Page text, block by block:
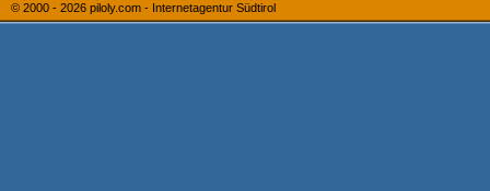
© 2000 - 2026 piloly.com - Internetagentur Südtirol